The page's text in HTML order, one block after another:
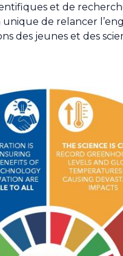
et de
unique de relancer
des jeunes et des